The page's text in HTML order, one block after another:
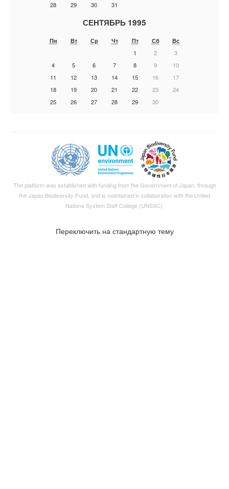
28
29 30 31
СЕНТЯБРЬ 1995
Пн Вт Ср Чт Пт Сб
Вс
1
2
3
4
5 6 7 8 9
10
11
12 13 14 15 16
17
18
19 20 21 22 23
24
25
26 27 28 29 30
The platform was established with funding from the Government of Japan, through
theJapan Biodiversity Fund, and is maintained in collaboration with the United
Nations System Staff College (UNSSC).
Переключить на стандартную тему